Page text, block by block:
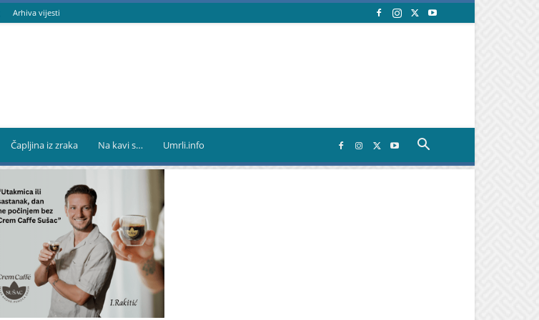
Arhiva vijesti
Čapljina iz zraka Na kavi s… Umrli.info